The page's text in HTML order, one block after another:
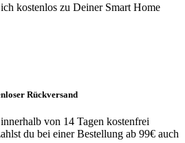
kostenlos zu Deiner Smart Home
Rückversand
von 14 Tagen kostenfrei
du bei einer Bestellung ab 99€ auch